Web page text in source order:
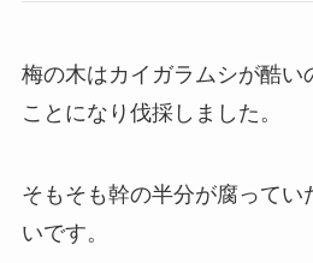
梅の木はカイガラムシが酷い
ことになり伐採しました。
そもそも幹の半分が腐ってい
いです。